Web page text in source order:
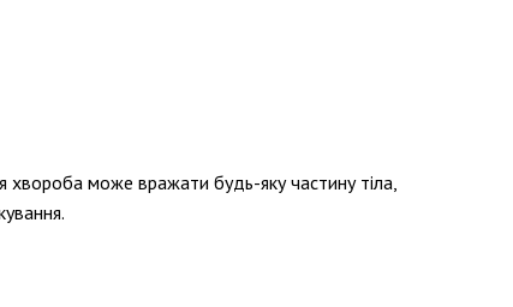
хвороба може вражати будь-яку частину тіла,